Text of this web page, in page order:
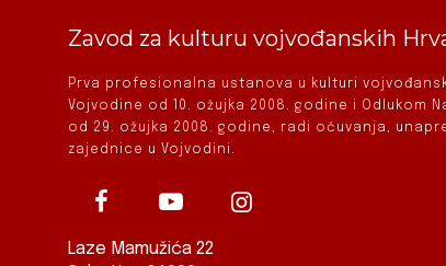
Zavod za kulturu vojvođanskih
Prva profesionalna ustanova u kulturi
Vojvodine od 10. ožujka 2008. godine i
od 29. ožujka 2008. godine, radi očuvanja,
zajednice u Vojvodini.
Laze Mamužića 22